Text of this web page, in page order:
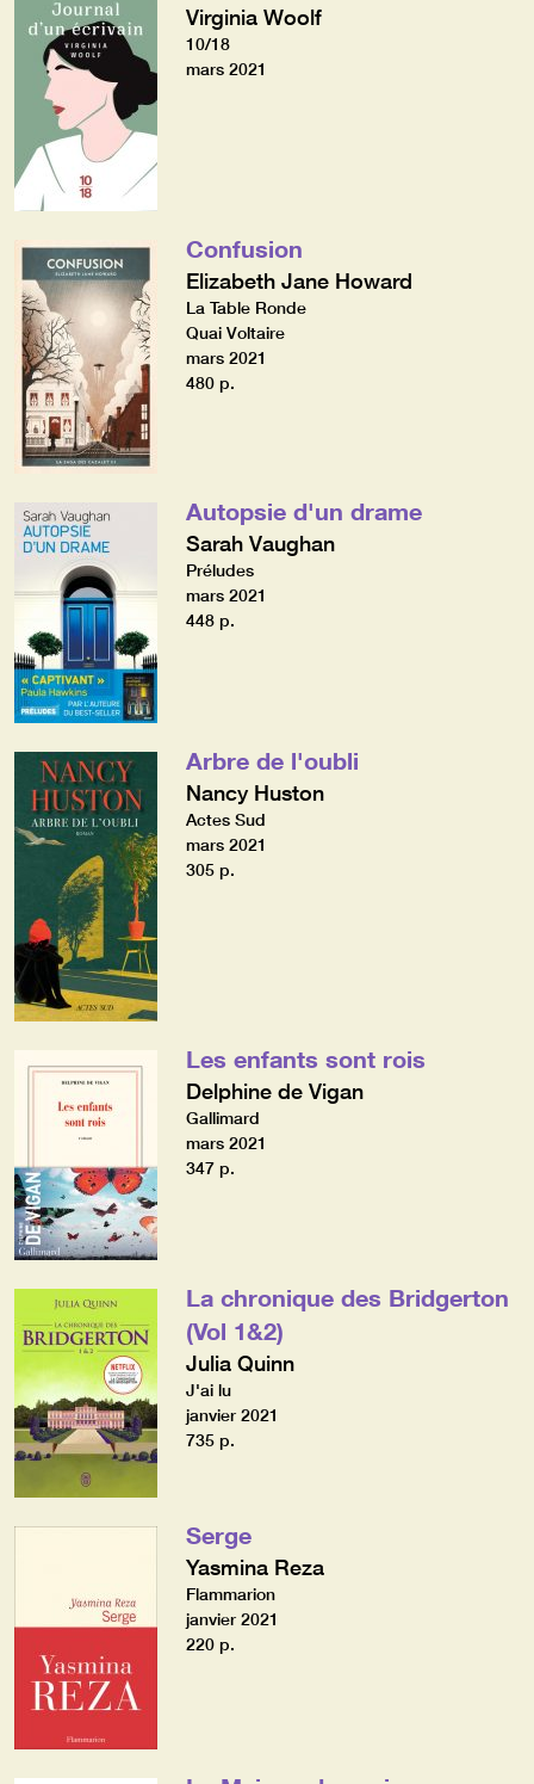
Virginia Woolf
10/18
mars 2021
Confusion
Elizabeth Jane Howard
La Table Ronde
Quai Voltaire
mars 2021
480 p.
Autopsie d'un drame
Sarah Vaughan
Préludes
mars 2021
448 p.
Arbre de l'oubli
Nancy Huston
Actes Sud
mars 2021
305 p.
Les enfants sont rois
Delphine de Vigan
Gallimard
mars 2021
347 p.
La chronique des Bridgerton
(Vol 1&2)
Julia Quinn
J'ai lu
janvier 2021
735 p.
Serge
Yasmina Reza
Flammarion
janvier 2021
220 p.